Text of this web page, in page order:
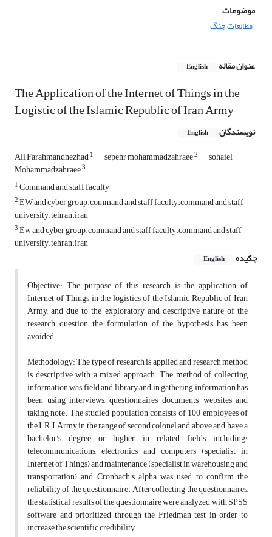
موضوعات
مطالعات جنگ
عنوان مقاله English
The Application of the Internet of Things in the
Logistic of the Islamic Republic of Iran Army
نویسندگان English
Ali Farahmandnezhad1 sepehr mohammadzahraee2 sohaiel
Mohammadzahraee3
1Command and staff faculty
2EW and cyber group.command and staff faculty.command and staff
university.tehran.iran
3Ew and cyber group.command and staff faculty.command and staff
university.tehran.iran
چکیده
English
Objective: The purpose of this research is the application of
Internet of Things in the logistics of the Islamic Republic of Iran
Army, and due to the exploratory and descriptive nature of the
research question, the formulation of the hypothesis has been
avoided.
Methodology: The type of research is applied and research method
is descriptive with a mixed approach. The method of collecting
information was field and library and in gathering information has
been using interviews, questionnaires, documents, websites and
taking note. The studied population consists of 100 employees of
the I.R.I Army in the range of second colonel and above and have a
bachelor's degree or higher in related fields including:
telecommunications, electronics and computers (specialist in
Internet of Things) and maintenance (specialist in warehousing and
transportation) and Cronbach's alpha was used to confirm the
reliability of the questionnaire. After collecting the questionnaires,
the statistical results of the questionnaire were analyzed with SPSS
software and prioritized through the Friedman test in order to
increase the scientific credibility.